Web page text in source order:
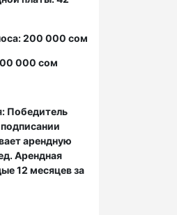
200 000 сом
000 сом
Победитель
арендную
Арендная
12 месяцев за